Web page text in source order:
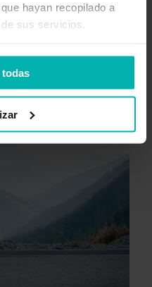
hayan recopilado a
sus servicios.
ahora